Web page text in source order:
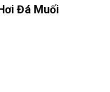
Đá Muối